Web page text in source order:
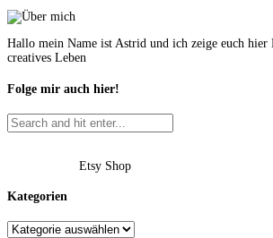
Hallo mein Name ist Astrid und ich zeige euch
creatives Leben
Folge mir auch hier!
Etsy Shop
Kategorien